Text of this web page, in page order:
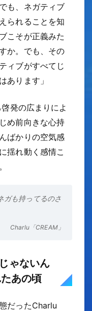
も、ネガティブ
られることを知
こそが正義みた
か。でも、その
ィブがすべてじ
あります」
発の広まりによ
め前向きな心持
ばかりの空気感
揺れ動く感情こ
ガも持ってるのさ
Charlu「CREAM」
ゃないん
あの頃
だったCharlu